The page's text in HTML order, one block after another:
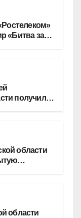
«Битва за
получили
области
области